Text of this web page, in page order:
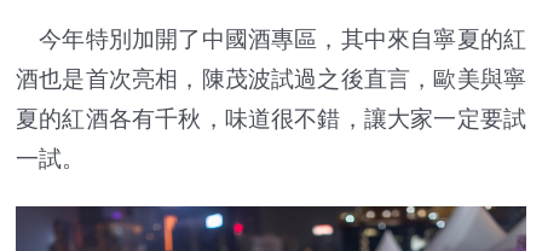
今年特別加開了中國酒專區，其中來自寧夏的紅
酒也是首次亮相，陳茂波試過之後直言，歐美與寧
夏的紅酒各有千秋，味道很不錯，讓大家一定要試
一試。